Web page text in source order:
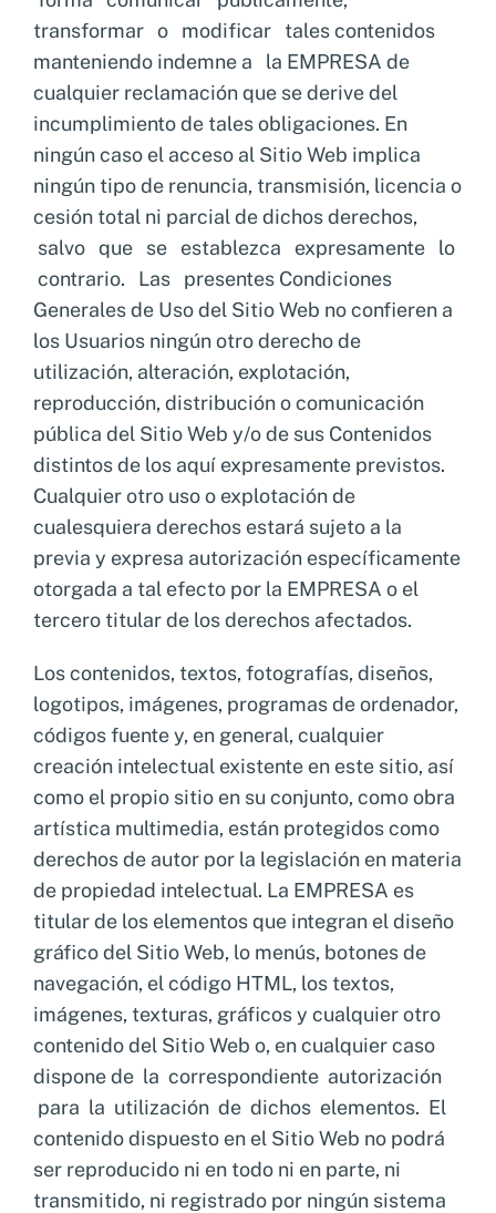
transformar o modificar tales contenidos
manteniendo indemne a la EMPRESA de
cualquier reclamación que se derive del
incumplimiento de tales obligaciones. En
ningún caso el acceso al Sitio Web implica
ningún tipo de renuncia, transmisión, licencia o
cesión total ni parcial de dichos derechos,
salvo que se establezca expresamente lo
contrario. Las presentes Condiciones
Generales de Uso del Sitio Web no confieren a
los Usuarios ningún otro derecho de
utilización, alteración, explotación,
reproducción, distribución o comunicación
pública del Sitio Web y/o de sus Contenidos
distintos de los aquí expresamente previstos.
Cualquier otro uso o explotación de
cualesquiera derechos estará sujeto a la
previa y expresa autorización específicamente
otorgada a tal efecto por la EMPRESA o el
tercero titular de los derechos afectados.
Los contenidos, textos, fotografías, diseños,
logotipos, imágenes, programas de ordenador,
códigos fuente y, en general, cualquier
creación intelectual existente en este sitio, así
como el propio sitio en su conjunto, como obra
artística multimedia, están protegidos como
derechos de autor por la legislación en materia
de propiedad intelectual. La EMPRESA es
titular de los elementos que integran el diseño
gráfico del Sitio Web, lo menús, botones de
navegación, el código HTML, los textos,
imágenes, texturas, gráficos y cualquier otro
contenido del Sitio Web o, en cualquier caso
dispone de la correspondiente autorización
para la utilización de dichos elementos. El
contenido dispuesto en el Sitio Web no podrá
ser reproducido ni en todo ni en parte, ni
transmitido, ni registrado por ningún sistema